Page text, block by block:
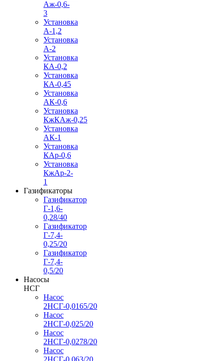
Аж-0,6-
3
Установка
А-1,2
Установка
А-2
Установка
КА-0,2
Установка
КА-0,45
Установка
АК-0,6
Установка
КжКАж-0,25
Установка
АК-1
Установка
КАр-0,6
Установка
КжАр-2-
1
Газификаторы
Газификатор
Г-1,6-
0,28/40
Газификатор
Г-7,4-
0,25/20
Газификатор
Г-7,4-
0,5/20
Насосы
НСГ
Насос
2НСГ-0,0165/20
Насос
2НСГ-0,025/20
Насос
2НСГ-0,0278/20
Насос
2НСГ-0,063/20